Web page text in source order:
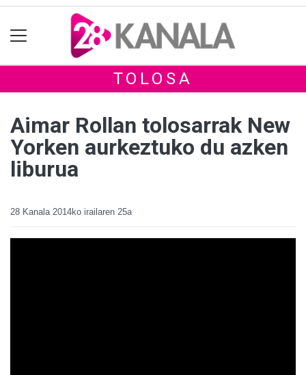
TOLOSA
Aimar Rollan tolosarrak New
Yorken aurkeztuko du azken
liburua
28 Kanala 2014ko irailaren 25a